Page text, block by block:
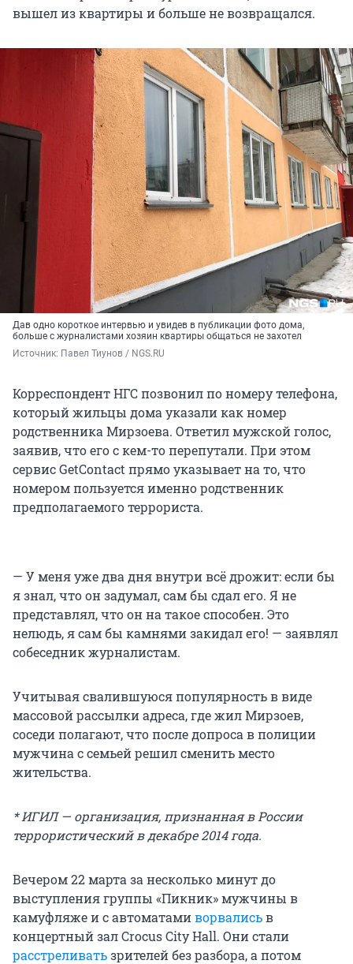
вышел из квартиры и больше не возвращался.
Дав одно короткое интервью и увидев в публикации фото дома,
больше с журналистами хозяин квартиры общаться не захотел
Источник: Павел Тиунов / NGS.RU
Корреспондент НГС позвонил по номеру телефона,
который жильцы дома указали как номер
родственника Мирзоева. Ответил мужской голос,
заявив, что его с кем-то перепутали. При этом
сервис GetContact прямо указывает на то, что
номером пользуется именно родственник
предполагаемого террориста.
— У меня уже два дня внутри всё дрожит: если бы
я знал, что он задумал, сам бы сдал его. Я не
представлял, что он на такое способен. Это
нелюдь, я сам бы камнями закидал его! — заявлял
собеседник журналистам.
Учитывая свалившуюся популярность в виде
массовой рассылки адреса, где жил Мирзоев,
соседи полагают, что после допроса в полиции
мужчина с семьей решил сменить место
жительства.
* ИГИЛ — организация, признанная в России
террористический в декабре 2014 года.
Вечером 22 марта за несколько минут до
выступления группы «Пикник» мужчины в
камуфляже и с автоматамиворвалисьв
концертный зал Crocus City Hall. Они стали
расстреливатьзрителей без разбора, а потом